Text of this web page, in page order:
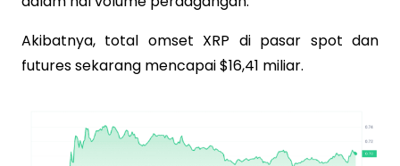
Akibatnya, total omset XRP di pasar spot dan
futures sekarang mencapai $16,41 miliar.